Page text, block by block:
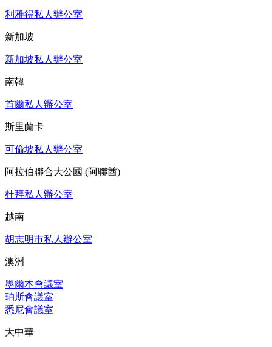
利雅得私人辦公室
新加坡
新加坡私人辦公室
南韓
首爾私人辦公室
斯里蘭卡
可倫坡私人辦公室
阿拉伯聯合大公國 (阿聯酋)
杜拜私人辦公室
越南
胡志明市私人辦公室
澳洲
墨爾本會議室
珀斯會議室
悉尼會議室
大中華